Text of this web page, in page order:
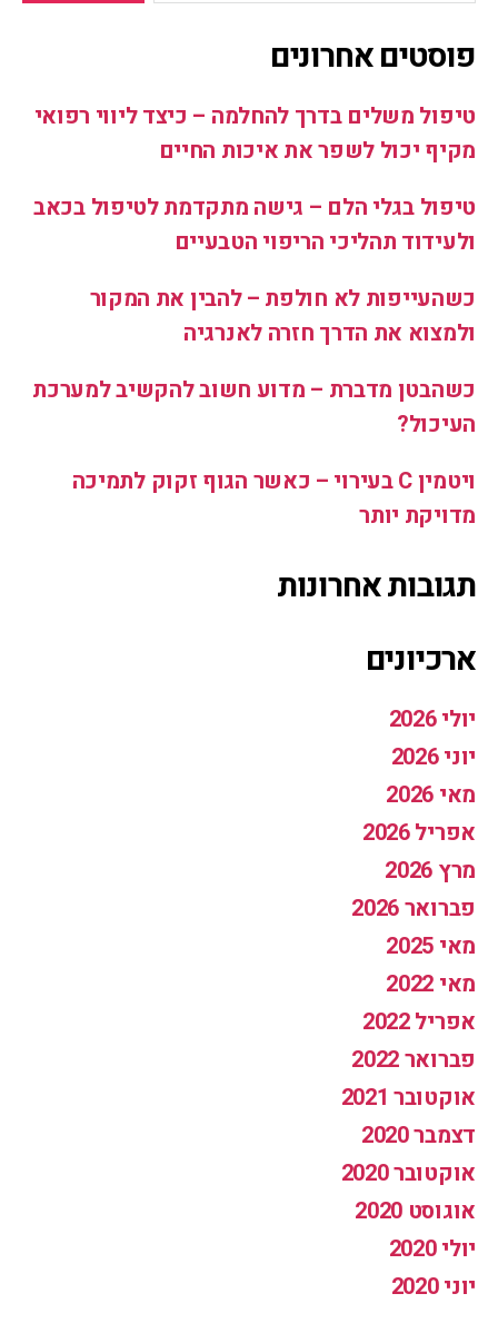
פוסטים אחרונים
טיפול משלים בדרך להחלמה – כיצד ליווי רפואי
מקיף יכול לשפר את איכות החיים
טיפול בגלי הלם – גישה מתקדמת לטיפול בכאב
ולעידוד תהליכי הריפוי הטבעיים
כשהעייפות לא חולפת – להבין את המקור
ולמצוא את הדרך חזרה לאנרגיה
כשהבטן מדברת – מדוע חשוב להקשיב למערכת
העיכול?
ויטמין C בעירוי – כאשר הגוף זקוק לתמיכה
מדויקת יותר
תגובות אחרונות
ארכיונים
יולי 2026
יוני 2026
מאי 2026
אפריל 2026
מרץ 2026
פברואר 2026
מאי 2025
מאי 2022
אפריל 2022
פברואר 2022
אוקטובר 2021
דצמבר 2020
אוקטובר 2020
אוגוסט 2020
יולי 2020
יוני 2020